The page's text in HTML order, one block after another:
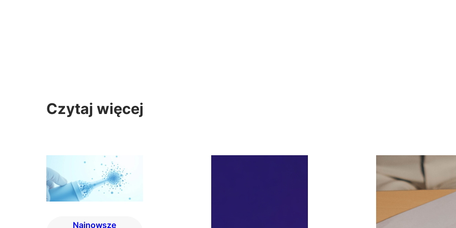
Czytaj więcej
Najnowsze